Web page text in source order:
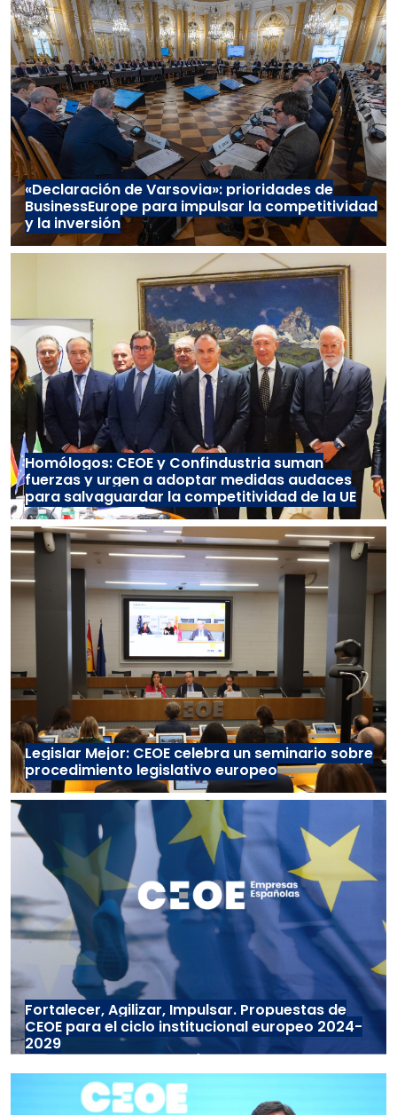
«Declaración de Varsovia»: prioridades de
BusinessEurope para impulsar la competitividad
y la inversión
Homólogos: CEOE y Confindustria suman
fuerzas y urgen a adoptar medidas audaces
para salvaguardar la competitividad de la UE
Legislar Mejor: CEOE celebra un seminario sobre
procedimiento legislativo europeo
Fortalecer, Agilizar, Impulsar. Propuestas de
CEOE para el ciclo institucional europeo 2024-
2029